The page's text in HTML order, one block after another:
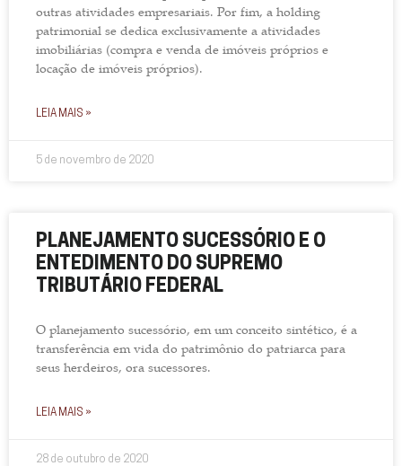
outras atividades empresariais. Por fim, a holding
patrimonial se dedica exclusivamente a atividades
imobiliárias (compra e venda de imóveis próprios e
locação de imóveis próprios).
LEIA MAIS »
5 de novembro de 2020
PLANEJAMENTO SUCESSÓRIO E O
ENTEDIMENTO DO SUPREMO
TRIBUTÁRIO FEDERAL
O planejamento sucessório, em um conceito sintético, é a
transferência em vida do patrimônio do patriarca para
seus herdeiros, ora sucessores.
LEIA MAIS »
28 de outubro de 2020